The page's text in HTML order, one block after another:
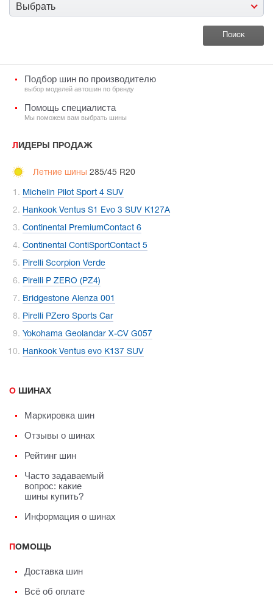
Выбрать
Подбор шин по производителю
выбор моделей автошин по бренду
Помощь специалиста
Мы поможем вам выбрать шины
ЛИДЕРЫ ПРОДАЖ
Летние шины 285/45 R20
Michelin Pilot Sport 4 SUV
Hankook Ventus S1 Evo 3 SUV K127A
Continental PremiumContact 6
Continental ContiSportContact 5
Pirelli Scorpion Verde
Pirelli P ZERO (PZ4)
Bridgestone Alenza 001
Pirelli PZero Sports Car
Yokohama Geolandar X-CV G057
Hankook Ventus evo K137 SUV
О ШИНАХ
Маркировка шин
Отзывы о шинах
Рейтинг шин
Часто задаваемый
вопрос: какие
шины купить?
Информация о шинах
ПОМОЩЬ
Доставка шин
Всё об оплате